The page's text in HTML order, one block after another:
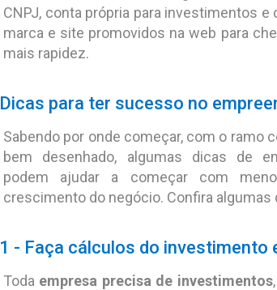
CNPJ, conta própria para investimentos
marca e site promovidos na web para
mais rapidez.
Dicas para ter sucesso no
Sabendo por onde começar, com o ramo
bem desenhado, algumas dicas de
podem ajudar a começar com
crescimento do negócio. Confira algumas
1 - Faça cálculos do investimento
Toda empresa precisa de investimentos